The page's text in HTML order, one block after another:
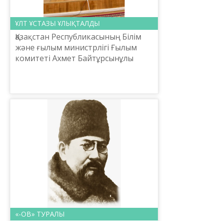
ҰЛТ ҰСТАЗЫ ҰЛЫҚТАЛДЫ
Қазақстан Республикасының Білім
және ғылым министрлігі Ғылым
комитеті Ахмет Байтұрсынұлы
«-ОВ» ТУРАЛЫ